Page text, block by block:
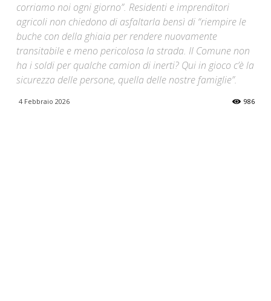
corriamo noi ogni giorno”. Residenti e imprenditori
agricoli non chiedono di asfaltarla bensì di “riempire le
buche con della ghiaia per rendere nuovamente
transitabile e meno pericolosa la strada. Il Comune non
ha i soldi per qualche camion di inerti? Qui in gioco c’è la
sicurezza delle persone, quella delle nostre famiglie”.
4 Febbraio 2026 986